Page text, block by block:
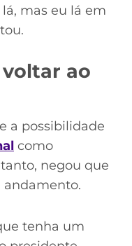
mas eu lá em
ao
a possibilidade
como
negou que
tenha um